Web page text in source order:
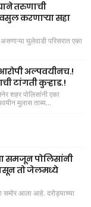
तरुणाची
करणाऱ्या सहा
घुलेवाडी परिसरात एका
अल्पवयीनच.!
टांगती कुऱ्हाड.!
पोलिसांनी एका
मुलास ताब्य...
समजून पोलिसांनी
तो जेलमध्ये
आला आहे. दरोड्याच्या